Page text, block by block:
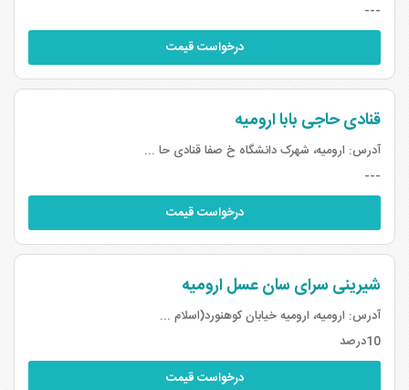
---
درخواست قیمت
قنادی حاجی بابا ارومیه
آدرس: ارومیه، شهرک دانشگاه خ صفا قنادی حا ...
---
درخواست قیمت
شیرینی سرای سان عسل ارومیه
آدرس: ارومیه، ارومیه خیابان کوهنورد(اسلام ...
10درصد
درخواست قیمت